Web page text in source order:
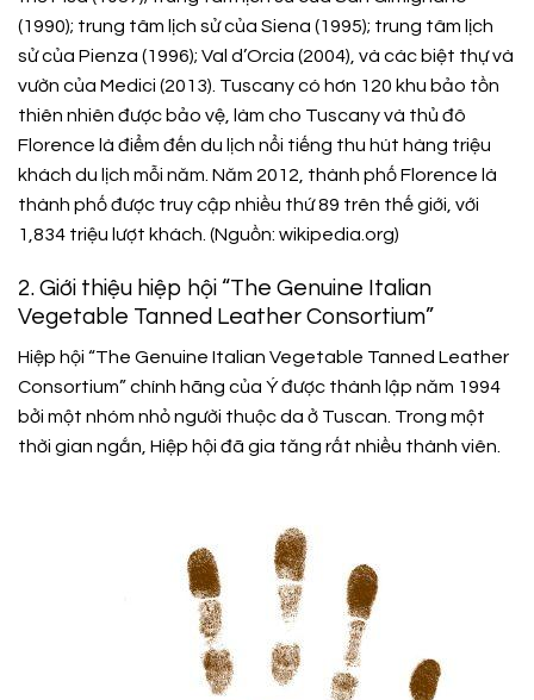
(1990); trung tâm lịch sử của Siena (1995); trung tâm lịch
sử của Pienza (1996); Val d’Orcia (2004), và các biệt thự và
vườn của Medici (2013). Tuscany có hơn 120 khu bảo tồn
thiên nhiên được bảo vệ, làm cho Tuscany và thủ đô
Florence là điểm đến du lịch nổi tiếng thu hút hàng triệu
khách du lịch mỗi năm. Năm 2012, thành phố Florence là
thành phố được truy cập nhiều thứ 89 trên thế giới, với
1,834 triệu lượt khách. (Nguồn: wikipedia.org)
2. Giới thiệu hiệp hội “The Genuine Italian
Vegetable Tanned Leather Consortium”
Hiệp hội “The Genuine Italian Vegetable Tanned Leather
Consortium” chính hãng của Ý được thành lập năm 1994
bởi một nhóm nhỏ người thuộc da ở Tuscan. Trong một
thời gian ngắn, Hiệp hội đã gia tăng rất nhiều thành viên.